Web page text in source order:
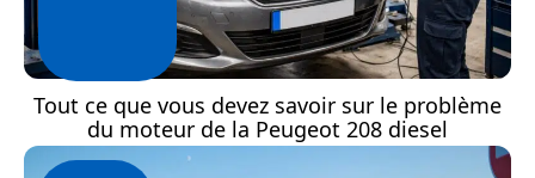
Tout ce que vous devez savoir sur le problème
du moteur de la Peugeot 208 diesel